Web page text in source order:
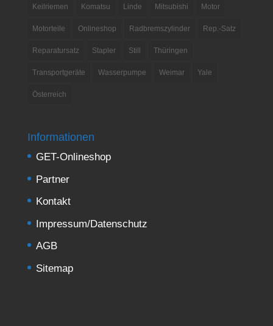
Keilriemen Komatsu Linde Mitsubishi Motor
Motorteile Onlineshop Radbremszylinder Rep.-Satz
Reparatursatz Stapler Still Thüringen
Transportgeräte Wasserpumpe Weimar Yale
Österreich
Informationen
GET-Onlineshop
Partner
Kontakt
Impressum/Datenschutz
AGB
Sitemap